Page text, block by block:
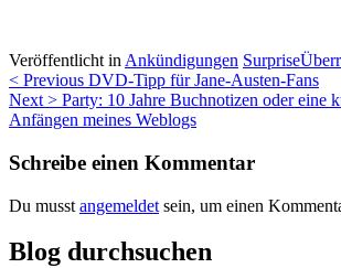
Veröffentlicht in Ankündigungen Surprise
Beitragsnavigation
< Previous DVD-Tipp für Jane-Austen-Fans
Next > Party: 10 Jahre Buchnotizen oder eine
Anfängen meines Weblogs
Schreibe einen Kommentar
Du musst angemeldet sein, um einen
Blog durchsuchen